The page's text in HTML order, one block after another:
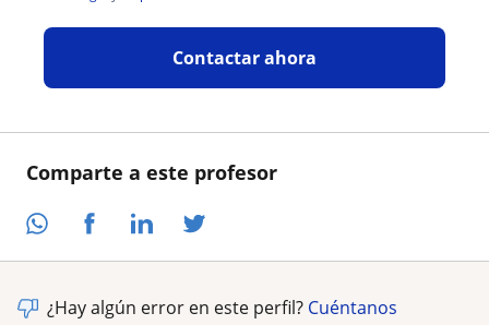
Comparte a este profesor
Contactar ahora
¿Hay algún error en este perfil? Cuéntanos